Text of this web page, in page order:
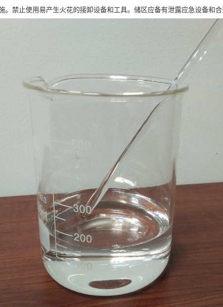
。禁止使用易产生火花的接卸设备和工具。储区应备有泄露应急设备和合